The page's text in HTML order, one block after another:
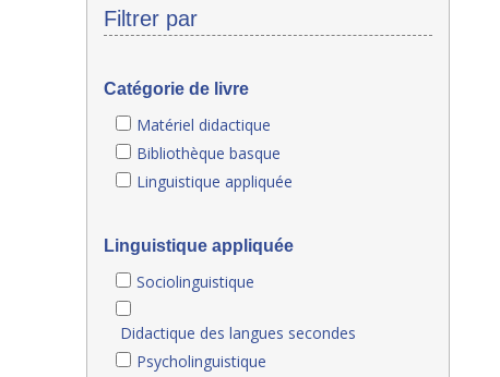
Filtrer par
Catégorie de livre
Matériel didactique
Bibliothèque basque
Linguistique appliquée
Linguistique appliquée
Sociolinguistique
Didactique des langues secondes
Psycholinguistique